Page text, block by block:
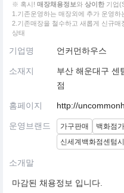
※ 혹시! 매장채용정보와 상이한 기업
1.기존운영하는 매장외에 추가 운영하
2.기존매장을 철수하고 새롭게 신규
상태
기업명 언커먼하우스
소재지
부산 해운대구 센
점
홈페이지 http://
운영브랜드 가구판매 백화점
신세계백화점센텀
소개말
마감된 채용정보 입니다.